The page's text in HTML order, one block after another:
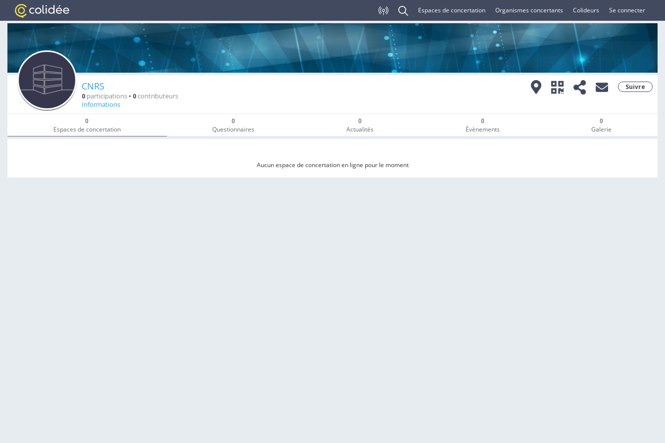
Espaces de concertation Organismes concertants Colideurs Se connecter
CNRS
0 participations • 0contributeurs
Informations
Suivre
0
Espaces de concertation
0
Questionnaires
0
Actualités
0
Évènements
0
Galerie
Aucun espace de concertation en ligne pour le moment